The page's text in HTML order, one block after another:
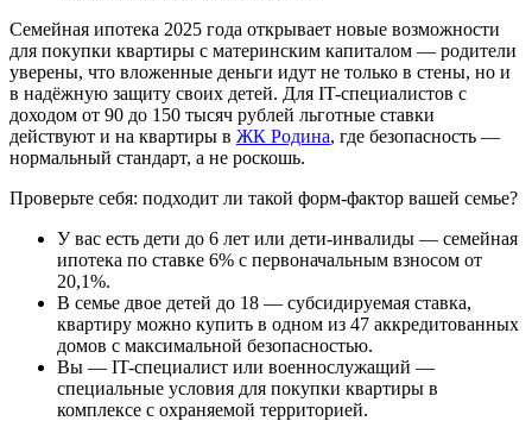
Семейная ипотека 2025 года открывает новые возможности
для покупки квартиры с материнским капиталом — родители
уверены, что вложенные деньги идут не только в стены, но и
в надёжную защиту своих детей. Для IT-специалистов с
доходом от 90 до 150 тысяч рублей льготные ставки
действуют и на квартиры в ЖК Родина, где безопасность —
нормальный стандарт, а не роскошь.
Проверьте себя: подходит ли такой форм-фактор вашей семье?
У вас есть дети до 6 лет или дети-инвалиды — семейная
ипотека по ставке 6% с первоначальным взносом от
20,1%.
В семье двое детей до 18 — субсидируемая ставка,
квартиру можно купить в одном из 47 аккредитованных
домов с максимальной безопасностью.
Вы — IT-специалист или военнослужащий —
специальные условия для покупки квартиры в
комплексе с охраняемой территорией.